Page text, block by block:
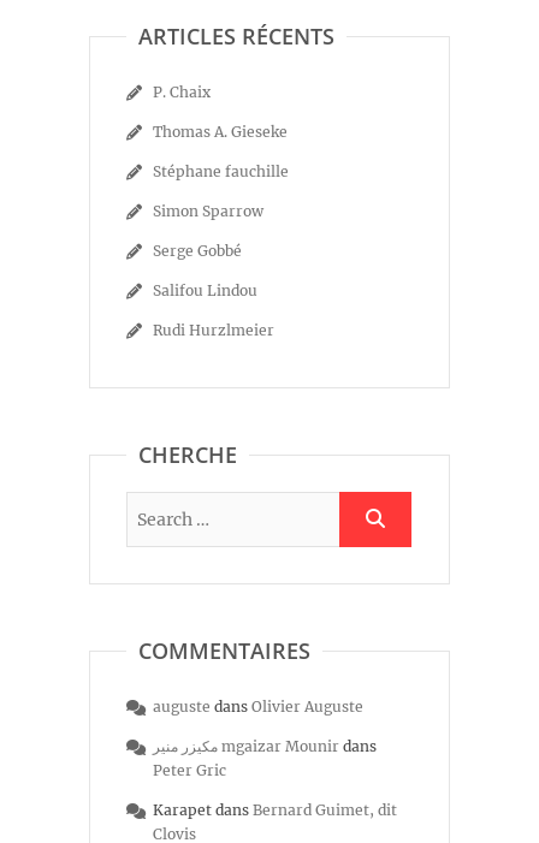
ARTICLES RÉCENTS
P. Chaix
Thomas A. Gieseke
Stéphane fauchille
Simon Sparrow
Serge Gobbé
Salifou Lindou
Rudi Hurzlmeier
CHERCHE
COMMENTAIRES
auguste dans Olivier Auguste
مكيزر منير mgaizar Mounir dans
Peter Gric
Karapet dans Bernard Guimet, dit
Clovis